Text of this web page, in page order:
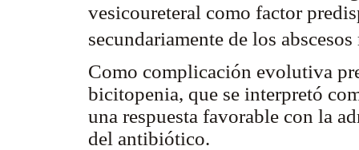
vesicoureteral como factor
secundariamente de los
Como complicación evolutiva
bicitopenia, que se interpretó
una respuesta favorable con la
del antibiótico.